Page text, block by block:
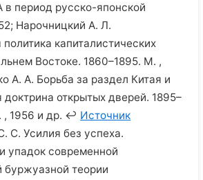
период русско-японской
Нарочницкий А. Л.
капиталистических
Востоке. 1860–1895. М. ,
А. А. Борьба за раздел Китая и
доктрина открытых дверей. 1895–
, 1956 и др. ↩ Источник
С. Усилия без успеха.
упадок современной
буржуазной теории